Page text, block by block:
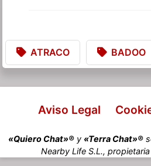
ATRACO BADOO
Aviso Legal
«Quiero Chat»®y «Terra Chat»®
Nearby Life S.L.,